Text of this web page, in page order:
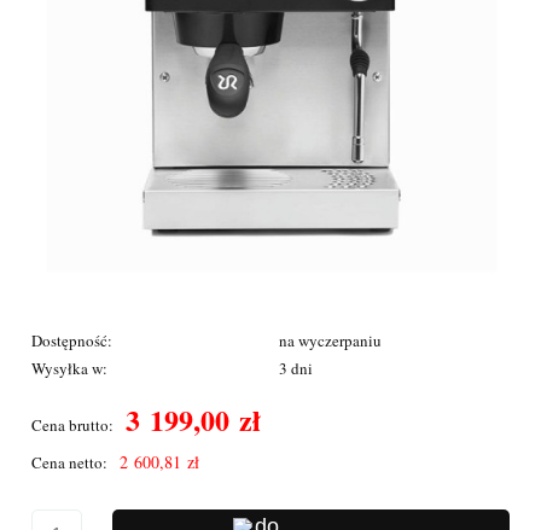
Dostępność:
na wyczerpaniu
Wysyłka w:
3 dni
Cena brutto: 3 199,00 zł
Cena netto: 2 600,81 zł